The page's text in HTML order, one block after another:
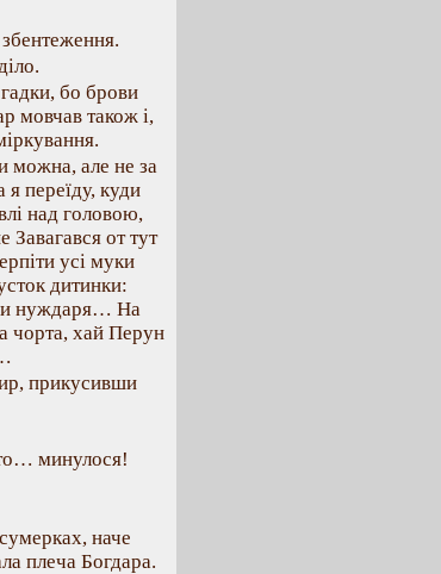
бо брови
мовчав також і,
можна, але не за
я переїду, куди
над головою,
от тут
усі муки
дитинки:
нуждаря… На
чорта, хай Перун
прикусивши
минулося!
наче
плеча Богдара.